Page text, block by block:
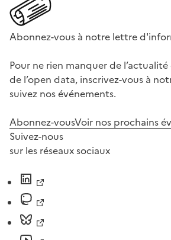
Abonnez-vous à notre lettre
Pour ne rien manquer de
de l’open data, inscrivez-vous à
suivez nos événements.
Abonnez-vousVoir nos prochains
Suivez-nous
sur les réseaux sociaux